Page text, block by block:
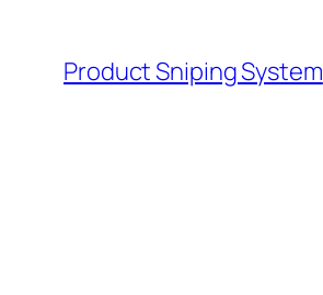
content
Product Sniping System